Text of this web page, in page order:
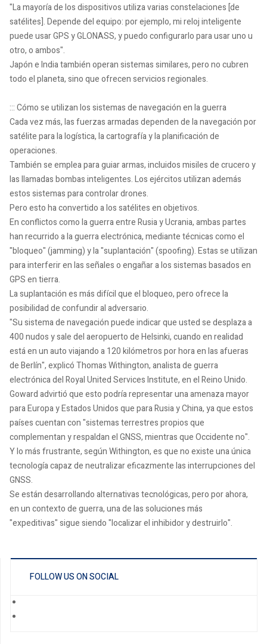
"La mayoría de los dispositivos utiliza varias constelaciones [de
satélites]. Depende del equipo: por ejemplo, mi reloj inteligente
puede usar GPS y GLONASS, y puedo configurarlo para usar uno u
otro, o ambos".
Japón e India también operan sistemas similares, pero no cubren
todo el planeta, sino que ofrecen servicios regionales.
::: Cómo se utilizan los sistemas de navegación en la guerra
Cada vez más, las fuerzas armadas dependen de la navegación por
satélite para la logística, la cartografía y la planificación de
operaciones.
También se emplea para guiar armas, incluidos misiles de crucero y
las llamadas bombas inteligentes. Los ejércitos utilizan además
estos sistemas para controlar drones.
Pero esto ha convertido a los satélites en objetivos.
En conflictos como la guerra entre Rusia y Ucrania, ambas partes
han recurrido a la guerra electrónica, mediante técnicas como el
"bloqueo" (jamming) y la "suplantación" (spoofing). Estas se utilizan
para interferir en las señales o engañar a los sistemas basados en
GPS en tierra.
La suplantación es más difícil que el bloqueo, pero ofrece la
posibilidad de confundir al adversario.
"Su sistema de navegación puede indicar que usted se desplaza a
400 nudos y sale del aeropuerto de Helsinki, cuando en realidad
está en un auto viajando a 120 kilómetros por hora en las afueras
de Berlín", explicó Thomas Withington, analista de guerra
electrónica del Royal United Services Institute, en el Reino Unido.
Goward advirtió que esto podría representar una amenaza mayor
para Europa y Estados Unidos que para Rusia y China, ya que estos
países cuentan con "sistemas terrestres propios que
complementan y respaldan el GNSS, mientras que Occidente no".
Y lo más frustrante, según Withington, es que no existe una única
tecnología capaz de neutralizar eficazmente las interrupciones del
GNSS.
Se están desarrollando alternativas tecnológicas, pero por ahora,
en un contexto de guerra, una de las soluciones más
"expeditivas" sigue siendo "localizar el inhibidor y destruirlo".
FOLLOW US ON SOCIAL